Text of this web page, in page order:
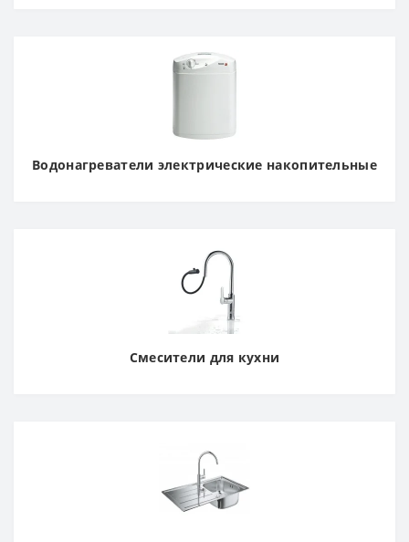
Водонагреватели электрические накопительные
Смесители для кухни